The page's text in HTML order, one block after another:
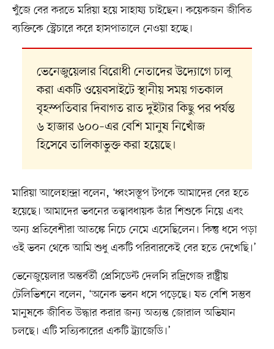
খুঁজে বের করতে মরিয়া হয়ে সাহায্য চাইছেন। কয়েকজন জীবিত
ব্যক্তিকে স্ট্রেচারে করে হাসপাতালে নেওয়া হচ্ছে।
ভেনেজুয়েলার বিরোধী নেতাদের উদ্যোগে চালু
করা একটি ওয়েবসাইটে স্থানীয় সময় গতকাল
বৃহস্পতিবার দিবাগত রাত দুইটার কিছু পর পর্যন্ত
৬ হাজার ৬০০–এর বেশি মানুষ নিখোঁজ
হিসেবে তালিকাভুক্ত করা হয়েছে।
মারিয়া আলেহান্দ্রা বলেন, ‘ধ্বংসস্তূপ টপকে আমাদের বের হতে
হয়েছে। আমাদের ভবনের তত্ত্বাবধায়ক তাঁর শিশুকে নিয়ে এবং
অন্য প্রতিবেশীরা আতঙ্কে নিচে নেমে এসেছিলেন। কিন্তু ধসে পড়া
ওই ভবন থেকে আমি শুধু একটি পরিবারকেই বের হতে দেখেছি।’
ভেনেজুয়েলার অন্তর্বর্তী প্রেসিডেন্ট দেলসি রদ্রিগেজ রাষ্ট্রীয়
টেলিভিশনে বলেন, ‘অনেক ভবন ধসে পড়েছে। যত বেশি সম্ভব
মানুষকে জীবিত উদ্ধার করার জন্য অত্যন্ত জোরাল অভিযান
চলছে। এটি সত্যিকারের একটি ট্র্যাজেডি।’